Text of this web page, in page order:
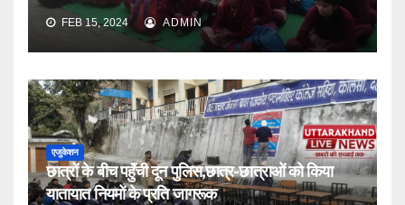
FEB 15, 2024 ADMIN
एजुकेशन
छात्रों के बीच पहुँची दून पुलिस,छात्र-छात्राओं को किया
यातायात नियमों के प्रति जागरूक